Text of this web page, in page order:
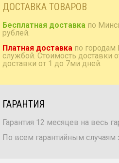
ДОСТАВКА ТОВАРОВ
Бесплатная доставка по
рублей.
Платная доставка по городам
службой. Стоимость доставки
доставки от 1 до 7ми дней.
ГАРАНТИЯ
Гарантия 12 месяцев на весь
По всем гарантийным случаям